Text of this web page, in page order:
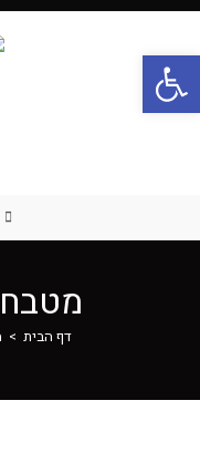
מטבח
דף הבית >
פתח סרגל